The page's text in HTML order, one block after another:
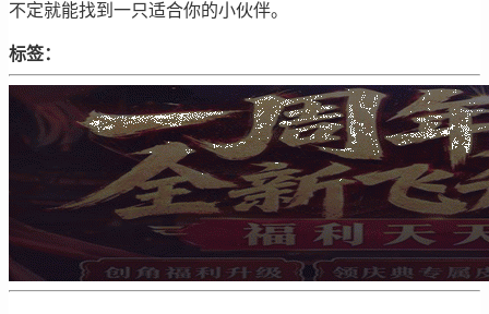
不定就能找到一只适合你的小伙伴。
标签：